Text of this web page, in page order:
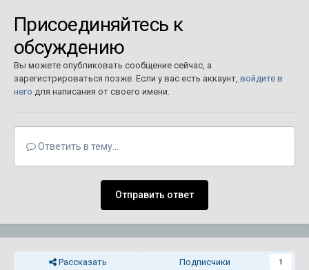
Присоединяйтесь к
обсуждению
Вы можете опубликовать сообщение сейчас, а
зарегистрироваться позже. Если у вас есть аккаунт, войдите в
него для написания от своего имени.
Ответить в тему...
Отправить ответ
Рассказать Подписчики 1